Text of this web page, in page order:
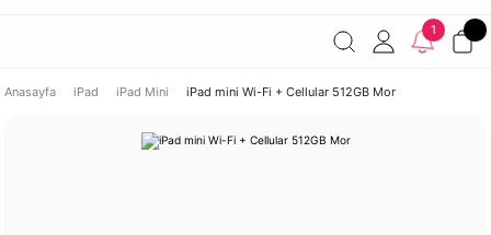
7000 TL ve üzeri
Şirketinize ait cihazları JAMF ile
1
Anasayfa iPad iPad Mini iPad mini Wi-Fi + Cellular 512GB Mor